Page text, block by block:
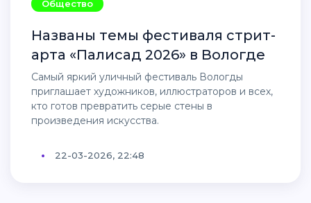
Общество
Названы темы фестиваля стрит-
арта «Палисад 2026» в Вологде
Самый яркий уличный фестиваль Вологды
приглашает художников, иллюстраторов и всех,
кто готов превратить серые стены в
произведения искусства.
22-03-2026, 22:48